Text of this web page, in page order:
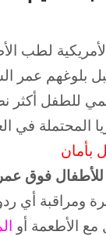
لطب
بلوغهم عمر
للطفل أكثر
المحتملة في
بأمان
فوق
ومراقبة أي
الأطعمة أو